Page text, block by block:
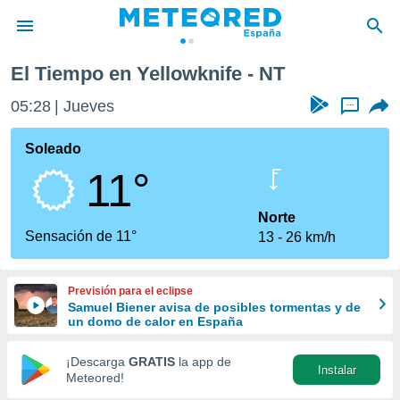
de
por
que se
calidad.
a este
las
y
forma
digital
basada
El Tiempo en Yellowknife - NT
05:28 Jueves ...
Soleado
11°
Sensación de 11°
Norte
13
26 km/h
Previsión para el eclipse
Samuel Biener avisa de posibles tormentas y de
un domo de calor en España
¡Descarga GRATIS la app de
Meteored!
Instalar